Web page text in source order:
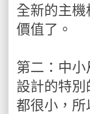
全新的主
價值了。
第二：中
設計的特
都很小，